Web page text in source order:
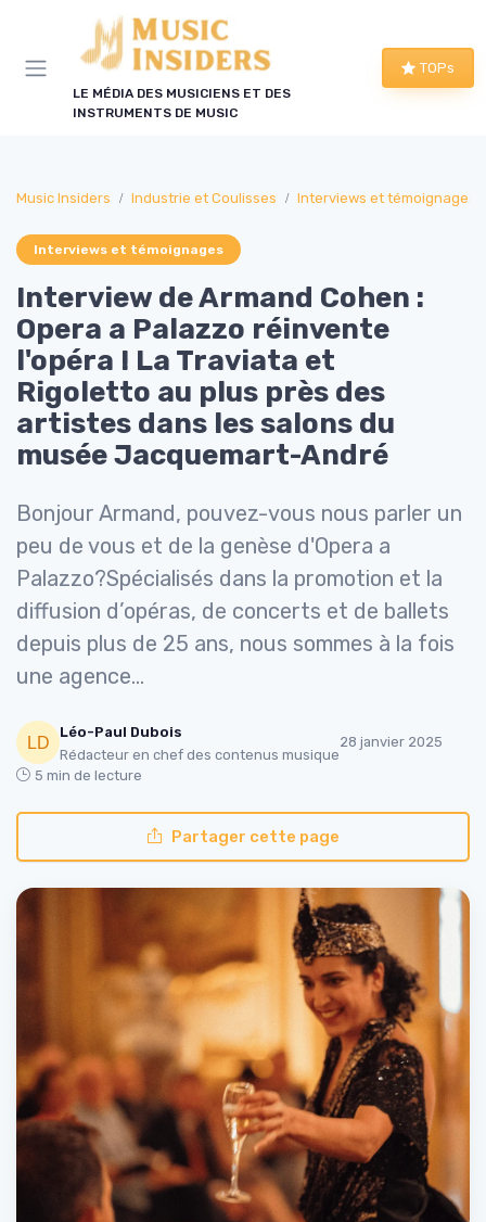
LE MÉDIA DES MUSICIENS ET DES
INSTRUMENTS DE MUSIC
TOPs
Music Insiders Industrie et Coulisses Interviews et témoignages
Interviews et témoignages
Interview de Armand Cohen :
Opera a Palazzo réinvente
l'opéra ! La Traviata et
Rigoletto au plus près des
artistes dans les salons du
musée Jacquemart-André
Bonjour Armand, pouvez-vous nous parler un
peu de vous et de la genèse d'Opera a
Palazzo?Spécialisés dans la promotion et la
diffusion d’opéras, de concerts et de ballets
depuis plus de 25 ans, nous sommes à la fois
une agence...
Léo-Paul Dubois
Rédacteur en chef des contenus musique
28 janvier 2025
5 min de lecture
Partager cette page
Panneau de gestion des cookies